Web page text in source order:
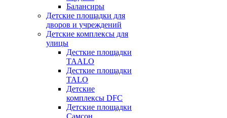
Балансиры
Детские площадки для
дворов и учреждений
Детские комплексы для
улицы
Десткие площадки
TAALO
Десткие площадки
TALO
Детские
комплексы DFC
Детские площадки
Самсон